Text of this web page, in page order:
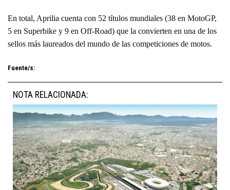
En total, Aprilia cuenta con 52 títulos mundiales (38 en MotoGP,
5 en Superbike y 9 en Off-Road) que la convierten en una de los
sellos más laureados del mundo de las competiciones de motos.
Fuente/s:
NOTA RELACIONADA: